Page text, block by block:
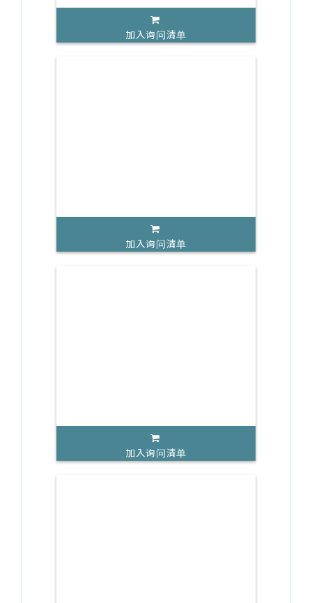
加入询问清单
加入询问清单
加入询问清单